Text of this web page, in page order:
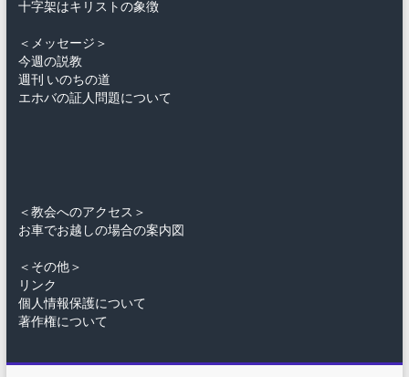
十字架はキリストの象徴
＜メッセージ＞
今週の説教
週刊 いのちの道
エホバの証人問題について
＜教会へのアクセス＞
お車でお越しの場合の案内図
＜その他＞
リンク
個人情報保護について
著作権について